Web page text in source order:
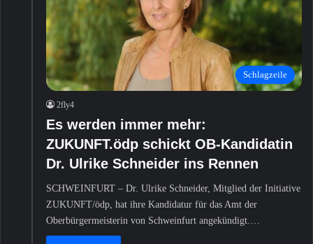
Schlagzeile
2fly4
Es werden immer mehr:
ZUKUNFT.ödp schickt OB-Kandidatin
Dr. Ulrike Schneider ins Rennen
SCHWEINFURT – Dr. Ulrike Schneider, Mitglied der Initiative
ZUKUNFT/ödp, hat ihre Kandidatur für das Amt der
Oberbürgermeisterin von Schweinfurt angekündigt.…